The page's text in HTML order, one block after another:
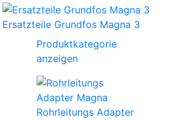
Ersatzteile Grundfos Magna 3
Produktkategorie
anzeigen
Rohrleitungs Adapter